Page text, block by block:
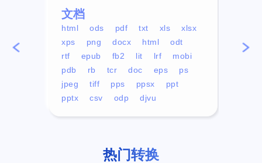
文档
html ods pdf txt xls
xlsx
xps
png docx html
odt
rtf
epub fb2 lit lrf
mobi
pdb
rb tcr doc eps
ps
jpeg
tiff pps ppsx
ppt
pptx
csv odp djvu
mp4
热门转换